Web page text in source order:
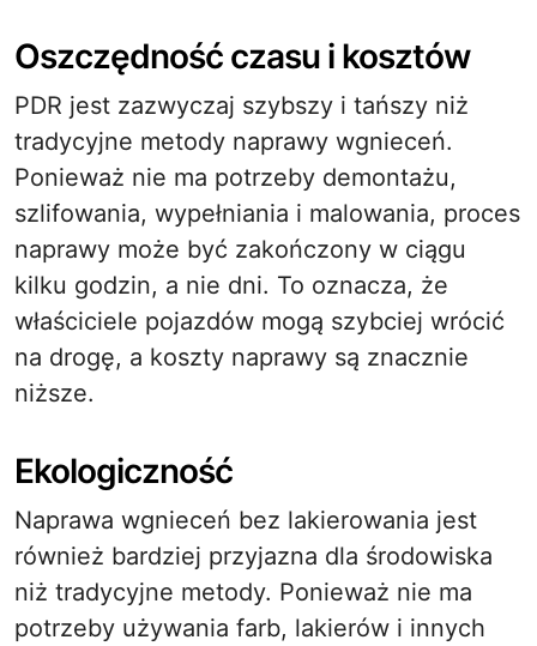
Oszczędność czasu i kosztów
PDR jest zazwyczaj szybszy i tańszy niż
tradycyjne metody naprawy wgnieceń.
Ponieważ nie ma potrzeby demontażu,
szlifowania, wypełniania i malowania, proces
naprawy może być zakończony w ciągu
kilku godzin, a nie dni. To oznacza, że
właściciele pojazdów mogą szybciej wrócić
na drogę, a koszty naprawy są znacznie
niższe.
Ekologiczność
Naprawa wgnieceń bez lakierowania jest
również bardziej przyjazna dla środowiska
niż tradycyjne metody. Ponieważ nie ma
potrzeby używania farb, lakierów i innych